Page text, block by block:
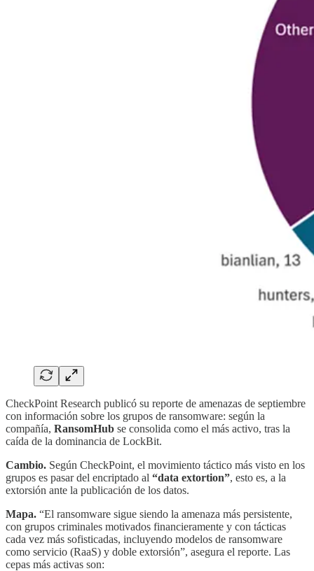
CheckPoint Research publicó su reporte de amenazas de septiembre
con información sobre los grupos de ransomware: según la
compañía, RansomHub se consolida como el más activo, tras la
caída de la dominancia de LockBit.
Cambio. Según CheckPoint, el movimiento táctico más visto en los
grupos es pasar del encriptado al “data extortion”, esto es, a la
extorsión ante la publicación de los datos.
Mapa. “El ransomware sigue siendo la amenaza más persistente,
con grupos criminales motivados financieramente y con tácticas
cada vez más sofisticadas, incluyendo modelos de ransomware
como servicio (RaaS) y doble extorsión”, asegura el reporte. Las
cepas más activas son: